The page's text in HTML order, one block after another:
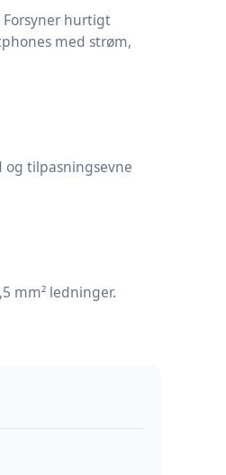
Forsyner hurtigt
med strøm,
og tilpasningsevne
mm² ledninger.